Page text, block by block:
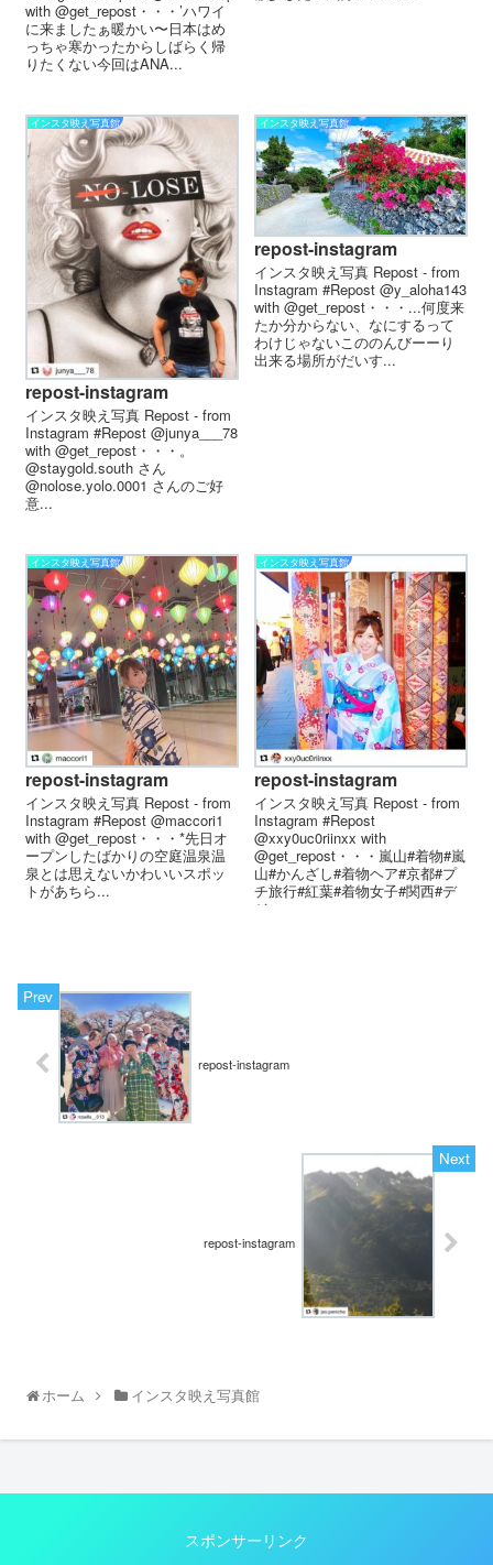
with @get_repost・・・’ハワイ
に来ましたぁ暖かい〜日本はめ
っちゃ寒かったからしばらく帰
りたくない今回はANA...
インスタ映え写真館
repost-instagram
インスタ映え写真 Repost - from
Instagram #Repost @junya___78
with @get_repost・・・。
@staygold.south さん
@nolose.yolo.0001 さんのご好
意...
インスタ映え写真館
repost-instagram
インスタ映え写真 Repost - from
Instagram #Repost @y_aloha143
with @get_repost・・・...何度来
たか分からない、なにするって
わけじゃないこののんびーーり
出来る場所がだいす...
インスタ映え写真館
repost-instagram
インスタ映え写真 Repost - from
Instagram #Repost @maccori1
with @get_repost・・・*先日オ
ープンしたばかりの空庭温泉️温
泉とは思えないかわいいスポッ
トがあちら...
インスタ映え写真館
repost-instagram
インスタ映え写真 Repost - from
Instagram #Repost
@xxy0uc0riinxx with
@get_repost・・・嵐山#着物#嵐
山#かんざし#着物ヘア#京都#プ
チ旅行#紅葉#着物女子#関西#デ
ジ...
repost-instagram
repost-instagram
ホーム インスタ映え写真館
スポンサーリンク